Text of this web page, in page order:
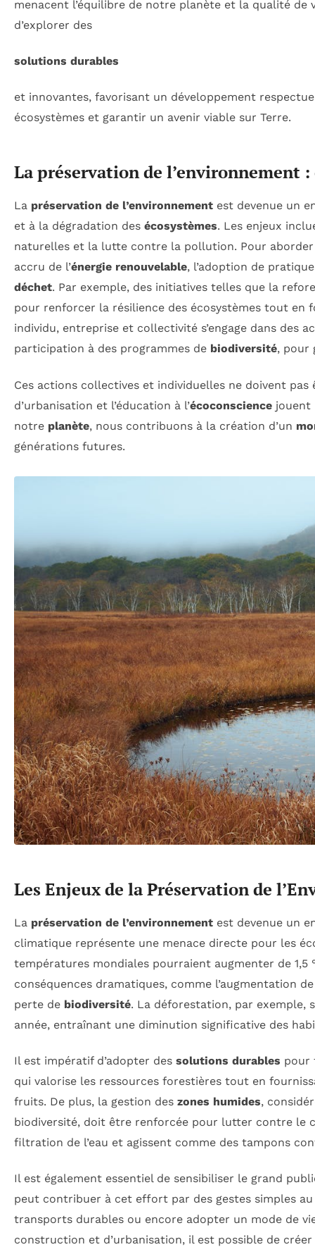
menacent l’équilibre de notre planète et la qualité
d’explorer des
solutions durables
et innovantes, favorisant un développement
écosystèmes et garantir un avenir viable sur Terre.
La préservation de l’environnement
La préservation de l’environnement est devenue un
et à la dégradation des écosystèmes. Les enjeux
naturelles et la lutte contre la pollution. Pour
accru de l’énergie renouvelable, l’adoption de
déchet. Par exemple, des initiatives telles que la
pour renforcer la résilience des écosystèmes tout en
individu, entreprise et collectivité s’engage dans
participation à des programmes de biodiversité, pour
Ces actions collectives et individuelles ne doivent
d’urbanisation et l’éducation à l’écoconscience jouent
notre planète, nous contribuons à la création d’un
générations futures.
Les Enjeux de la Préservation de
La préservation de l’environnement est devenue un
climatique représente une menace directe pour les
températures mondiales pourraient augmenter de 1,5
conséquences dramatiques, comme l’augmentation
perte de biodiversité. La déforestation, par exemple,
année, entraînant une diminution significative des
Il est impératif d’adopter des solutions durables pour
qui valorise les ressources forestières tout en
fruits. De plus, la gestion des zones humides,
biodiversité, doit être renforcée pour lutter contre le
filtration de l’eau et agissent comme des tampons
Il est également essentiel de sensibiliser le grand
peut contribuer à cet effort par des gestes simples
transports durables ou encore adopter un mode de
construction et d’urbanisation, il est possible de